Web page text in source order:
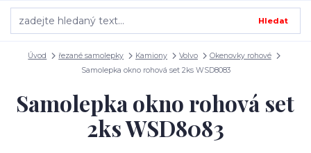
Hledat
Úvod řezané samolepky Kamiony Volvo
Okenovky rohové
Samolepka okno rohová set 2ks WSD8083
Samolepka okno rohová set
2ks WSD8083